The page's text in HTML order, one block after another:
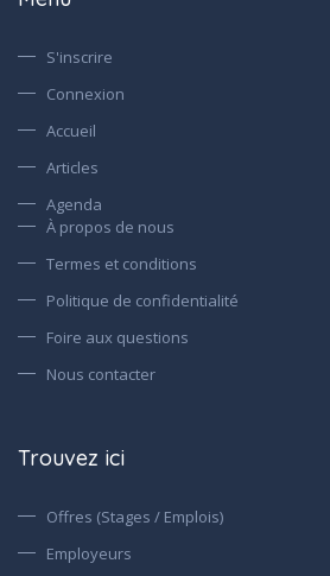
S'inscrire
Connexion
Accueil
Articles
Agenda
À propos de nous
Termes et conditions
Politique de confidentialité
Foire aux questions
Nous contacter
Trouvez ici
Offres (Stages / Emplois)
Employeurs